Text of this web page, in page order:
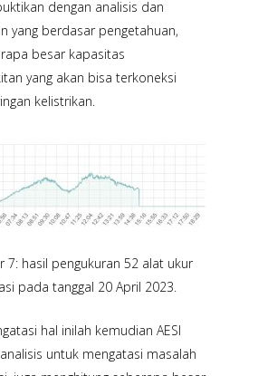
dengan analisis dan
yang berdasar pengetahuan,
besar kapasitas
yang akan bisa terkoneksi
kelistrikan.
7: hasil pengukuran 52 alat ukur
pada tanggal 20 April 2023.
hal inilah kemudian AESI
untuk mengatasi masalah